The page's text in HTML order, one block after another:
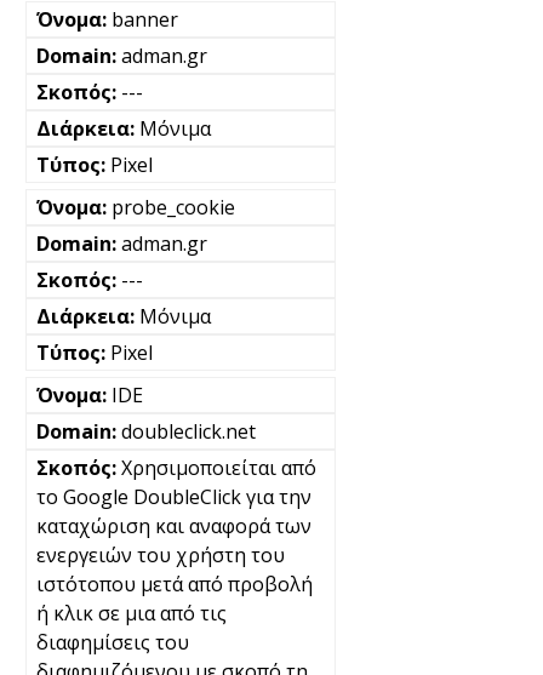
banner
adman.gr
---
Μόνιμα
Pixel
probe_cookie
adman.gr
---
Μόνιμα
Pixel
IDE
doubleclick.net
Χρησιμοποιείται από
το Google DoubleClick για την
καταχώριση και αναφορά των
ενεργειών του χρήστη του
ιστότοπου μετά από προβολή
ή κλικ σε μια από τις
διαφημίσεις του